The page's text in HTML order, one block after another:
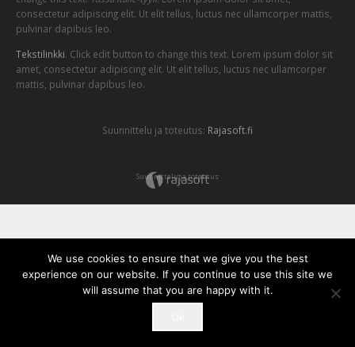
consectetur adipiscing elit. Ut elit tellus, luctus nec ullamcorper mattis,
pulvinar dapibus leo.
Tekstilinkki. Click edit button to change this text. Lorem ipsum dolor sit
amet, consectetur adipiscing elit. Ut elit tellus, luctus nec ullamcorper
mattis, pulvinar dapibus leo.
Suunnittelu ja toteutus: Rajasoft.fi
Suunnittelu ja toteutus
We use cookies to ensure that we give you the best
experience on our website. If you continue to use this site we
will assume that you are happy with it.